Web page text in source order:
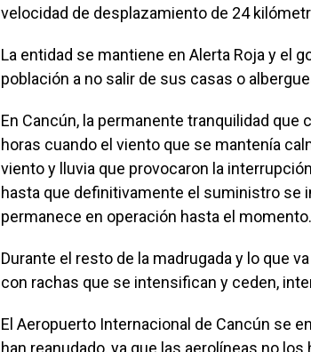
velocidad de desplazamiento de 24
La entidad se mantiene en Alerta Roja y el
población a no salir de sus casas o
En Cancún, la permanente tranquilidad que
horas cuando el viento que se mantenía
viento y lluvia que provocaron la
hasta que definitivamente el suministro se
permanece en operación hasta el momento.
Durante el resto de la madrugada y lo que
con rachas que se intensifican y ceden,
El Aeropuerto Internacional de Cancún se
han reanudado, ya que las aerolíneas no